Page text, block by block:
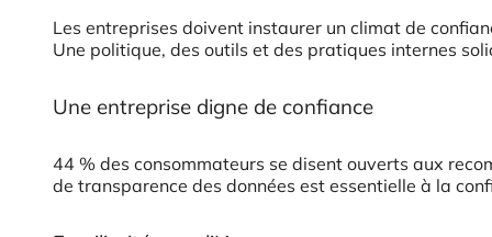
Les entreprises doivent instaurer un climat de
Une politique, des outils et des pratiques internes
Une entreprise digne de confiance
44 % des consommateurs se disent ouverts aux
de transparence des données est essentielle à la